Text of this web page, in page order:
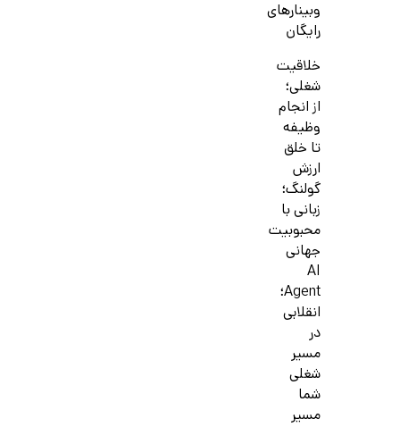
وبینارهای
رایگان
خلاقیت
شغلی؛
از انجام
وظیفه
تا خلق
ارزش
گولنگ؛
زبانی با
محبوبیت
جهانی
AI
Agent؛
انقلابی
در
مسیر
شغلی
شما
مسیر